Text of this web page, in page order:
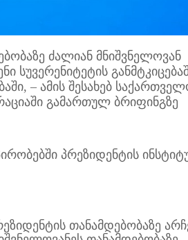
ძალიან მნიშვნელოვან
– ამის შესახებ
გამართულ ბრიფინგზე
პრეზიდენტის
თანამდებობაზე